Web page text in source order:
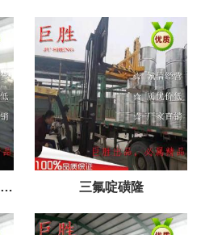
5）
三氟啶磺隆